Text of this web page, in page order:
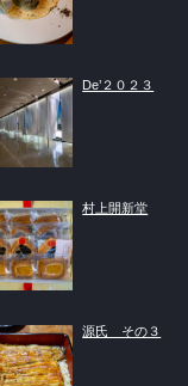
De’２０２３
村上開新堂
源氏 その３